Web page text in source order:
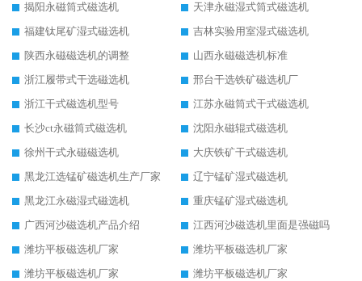
揭阳永磁筒式磁选机
天津永磁湿式筒式磁选机
福建钛尾矿湿式磁选机
吉林实验用室湿式磁选机
陕西永磁磁选机的调整
山西永磁磁选机标准
浙江履带式干选磁选机
邢台干选铁矿磁选机厂
浙江干式磁选机型号
江苏永磁筒式干式磁选机
长沙ct永磁筒式磁选机
沈阳永磁辊式磁选机
徐州干式永磁磁选机
大庆铁矿干式磁选机
黑龙江选锰矿磁选机生产厂家
辽宁锰矿湿式磁选机
黑龙江永磁湿式磁选机
重庆锰矿湿式磁选机
广西河沙磁选机产品介绍
江西河沙磁选机里面是强磁吗
潍坊平板磁选机厂家
潍坊平板磁选机厂家
潍坊平板磁选机厂家
潍坊平板磁选机厂家